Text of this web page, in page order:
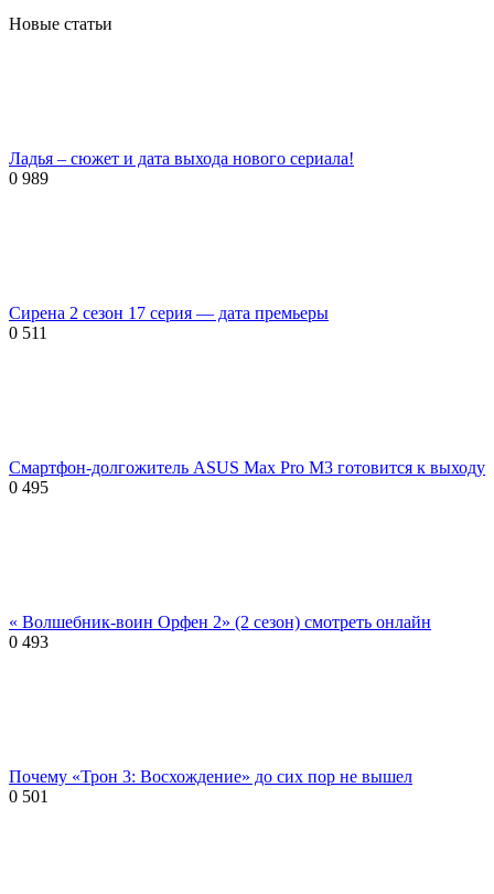
Новые статьи
Ладья – сюжет и дата выхода нового сериала!
0 989
Сирена 2 сезон 17 серия — дата премьеры
0 511
Смартфон-долгожитель ASUS Max Pro M3 готовится к выходу
0 495
« Волшебник-воин Орфен 2» (2 сезон) смотреть онлайн
0 493
Почему «Трон 3: Восхождение» до сих пор не вышел
0 501